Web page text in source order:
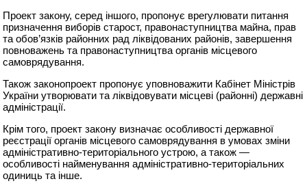
Проект закону, серед іншого, пропонує врегулювати питання
призначення виборів старост, правонаступництва майна, прав
та обов’язків районних рад ліквідованих районів, завершення
повноважень та правонаступництва органів місцевого
самоврядування.
Також законопроект пропонує уповноважити Кабінет Міністрів
України утворювати та ліквідовувати місцеві (районні) державні
адміністрації.
Крім того, проект закону визначає особливості державної
реєстрації органів місцевого самоврядування в умовах зміни
адміністративно-територіального устрою, а також —
особливості найменування адміністративно-територіальних
одиниць та інше.